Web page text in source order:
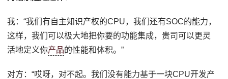
我：“我们有自主知识产权的CPU，我们还有SOC的能力，
这样，我们可以极大地把你要的功能集成，贵司可以更灵
活地定义你产品的性能和体积。”
对方：“哎呀，对不起。我们没有能力基于一块CPU开发产